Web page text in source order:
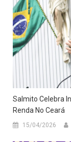
Salmito Celebra
Renda No Ceará
15/04/2026